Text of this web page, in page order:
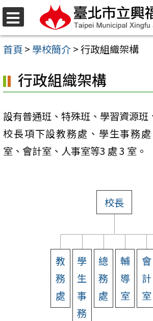
選
單
跳
至
主
內
容
區
首頁 > 學校簡介>行政組織架構
行政組織架構
設有普通班、特殊班、學習資源班
校長項下設教務處、學生事務
室、會計室、人事室等3 處 3 室。
校長
教
務
處
學
生
事
務
總
務
處
輔
導
室
會
計
室